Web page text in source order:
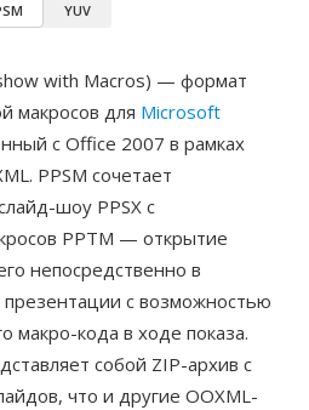
YUV
with Macros) — формат
макросов для Microsoft
с Office 2007 в рамках
PPSM сочетает
шоу PPSX с
PPTM — открытие
непосредственно в
с возможностью
макро-кода в ходе показа.
собой ZIP-архив с
что и другие OOXML-